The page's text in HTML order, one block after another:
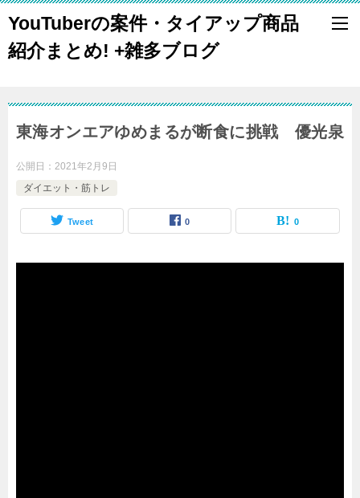
YouTuberの案件・タイアップ商品
紹介まとめ! +雑多ブログ
東海オンエアゆめまるが断食に挑戦 優光泉
公開日： 2021年2月9日
ダイエット・筋トレ
Tweet 0 0